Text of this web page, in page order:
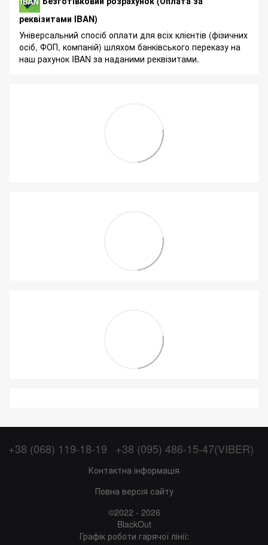
реквізитами IBAN)
Універсальний спосіб оплати для всіх клієнтів (фізичних
осіб, ФОП, компаній) шляхом банківського переказу на
наш рахунок IBAN за наданими реквізитами.
+38 (068) 119-18-19 +38 (095) 486-15-47(VIBER)
Контактна інформація
Повна версія сайту
©2022 - 2026
BlackOut
Графік роботи гарячої лінії: